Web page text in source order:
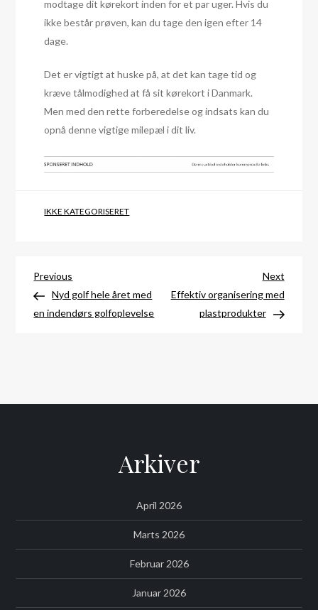
modtage dit kørekort inden for et par uger. Hvis du
ikke består prøven, kan du tage den igen efter 14
dage.
Det er vigtigt at huske på, at det kan tage tid og
kræve tålmodighed at få sit kørekort i Danmark.
Men med den rette forberedelse og indsats kan du
opnå denne vigtige milepæl i dit liv.
IKKE KATEGORISERET
Indlægsnavigation
Previous
Post
Previous
Nyd golf hele året med
en indendørs golfoplevelse
Next
Post
Next
Effektiv organisering med
plastprodukter
Arkiver
April 2026
Marts 2026
Februar 2026
Januar 2026